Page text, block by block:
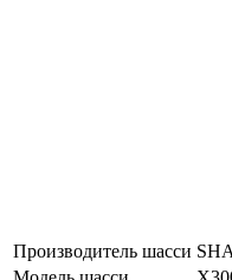
Производитель шасси